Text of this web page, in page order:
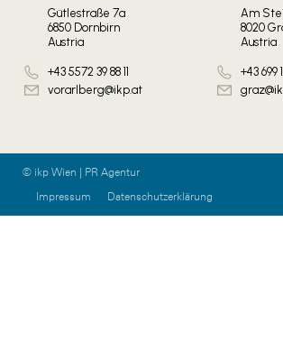
Gütlestraße 7a
6850 Dornbirn
Austria
+43 5572 39 88 11
vorarlberg@ikp.at
Am
8020
Austria
+43 699
© ikp Wien | PR Agentur
Impressum
Datenschutzerklärung